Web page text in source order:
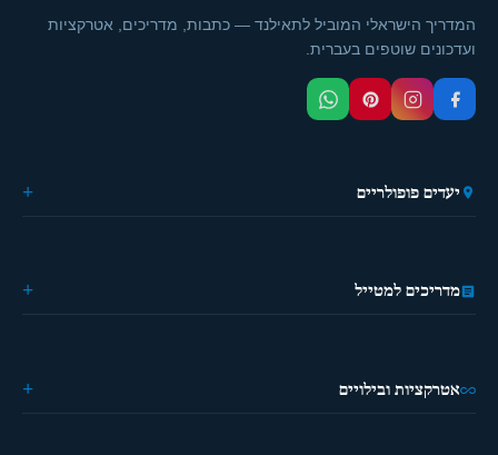
המדריך הישראלי המוביל לתאילנד — כתבות, מדריכים, אטרקציות
ועדכונים שוטפים בעברית.
יעדים פופולריים
🎭 פאטייה
⛵ קראבי
מדריכים למטייל
מטיילים פעם ראשונה?
מדריך מאכלים
אטרקציות ובילויים